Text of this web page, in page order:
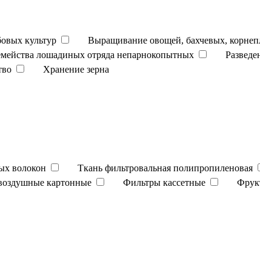
культур Выращивание овощей, бахчевых,
лошадиных отряда непарнокопытных
Хранение зерна
волокон Ткань фильтровальная полипропиленовая
картонные Фильтры кассетные